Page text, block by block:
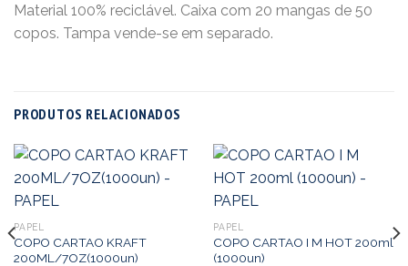
Material 100% reciclável. Caixa com 20 mangas de 50
copos. Tampa vende-se em separado.
PRODUTOS RELACIONADOS
PAPEL
COPO CARTAO KRAFT
200ML/7OZ(1000un)
PAPEL
COPO CARTAO I M HOT 200ml
(1000un)